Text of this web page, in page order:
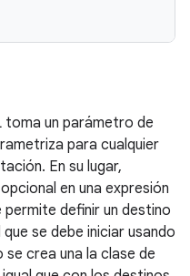
toma un parámetro de
para cualquier
En su lugar,
opcional en una expresión
permite definir un destino
se debe iniciar usando
se crea una la clase de